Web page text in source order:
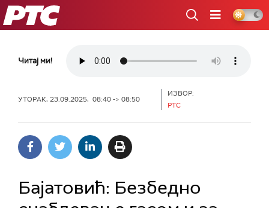
РТС
Читај ми!
УТОРАК, 23.09.2025, 08:40 -> 08:50
ИЗВОР:
РТС
Бајатовић: Безбедно